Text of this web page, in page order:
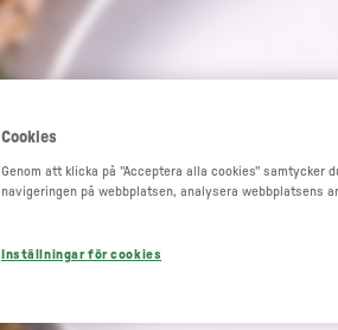
Cookies
Genom att klicka på "Acceptera alla cookies"
navigeringen på webbplatsen, analysera webbplatsens
Inställningar för cookies